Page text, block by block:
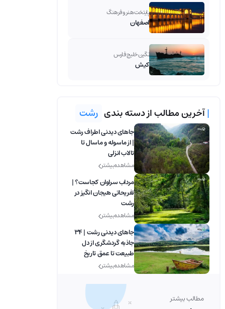
پایتخت هنر و فرهنگ
اصفهان
نگین خلیج فارس
کیش
|آخرین مطالب از دسته بندی رشت
جاهای دیدنی اطراف رشت
| از ماسوله و ماسال تا
تالاب انزلی
مشاهده بیشتر
مرداب سراوان کجاست؟ |
تفریحاتی هیجان انگیز در
رشت
مشاهده بیشتر
جاهای دیدنی رشت | 34
جاذبه گردشگری از دل
طبیعت تا عمق تاریخ
مشاهده بیشتر
مطالب بیشتر